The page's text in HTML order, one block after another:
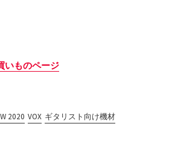
ものページ
2020 VOX ギタリスト向け機材